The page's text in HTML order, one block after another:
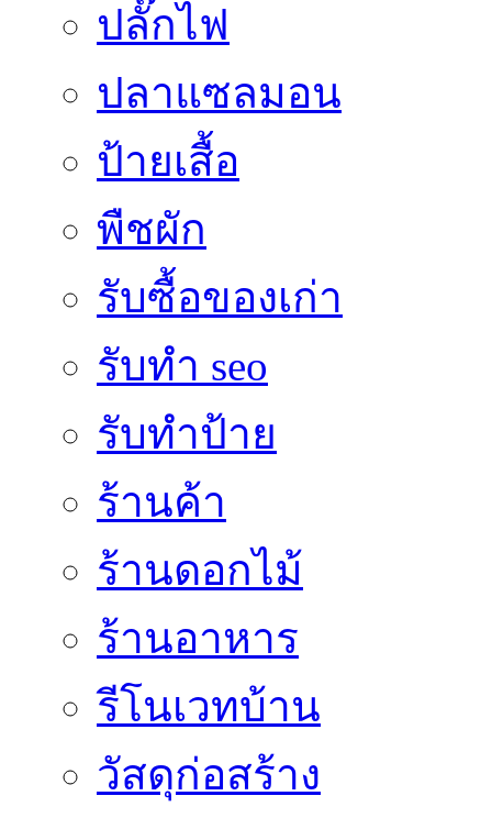
ปลั๊กไฟ
ปลาแซลมอน
ป้ายเสื้อ
พืชผัก
รับซื้อของเก่า
รับทำ seo
รับทำป้าย
ร้านค้า
ร้านดอกไม้
ร้านอาหาร
รีโนเวทบ้าน
วัสดุก่อสร้าง